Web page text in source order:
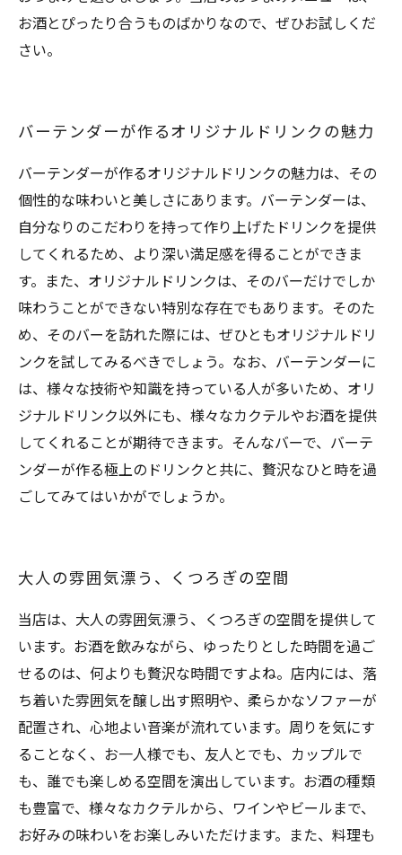
お酒とぴったり合うものばかりなので、ぜひお試しくだ
さい。
バーテンダーが作るオリジナルドリンクの魅力
バーテンダーが作るオリジナルドリンクの魅力は、その
個性的な味わいと美しさにあります。バーテンダーは、
自分なりのこだわりを持って作り上げたドリンクを提供
してくれるため、より深い満足感を得ることができま
す。また、オリジナルドリンクは、そのバーだけでしか
味わうことができない特別な存在でもあります。そのた
め、そのバーを訪れた際には、ぜひともオリジナルドリ
ンクを試してみるべきでしょう。なお、バーテンダーに
は、様々な技術や知識を持っている人が多いため、オリ
ジナルドリンク以外にも、様々なカクテルやお酒を提供
してくれることが期待できます。そんなバーで、バーテ
ンダーが作る極上のドリンクと共に、贅沢なひと時を過
ごしてみてはいかがでしょうか。
大人の雰囲気漂う、くつろぎの空間
当店は、大人の雰囲気漂う、くつろぎの空間を提供して
います。お酒を飲みながら、ゆったりとした時間を過ご
せるのは、何よりも贅沢な時間ですよね。店内には、落
ち着いた雰囲気を醸し出す照明や、柔らかなソファーが
配置され、心地よい音楽が流れています。周りを気にす
ることなく、お一人様でも、友人とでも、カップルで
も、誰でも楽しめる空間を演出しています。お酒の種類
も豊富で、様々なカクテルから、ワインやビールまで、
お好みの味わいをお楽しみいただけます。また、料理も